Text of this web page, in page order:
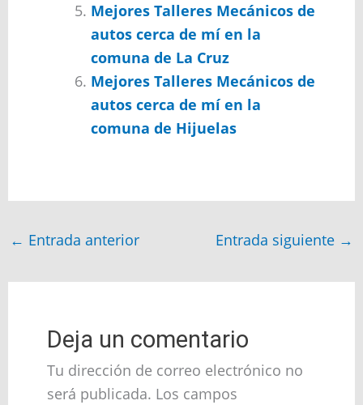
Mejores Talleres Mecánicos de
autos cerca de mí en la
comuna de La Cruz
Mejores Talleres Mecánicos de
autos cerca de mí en la
comuna de Hijuelas
← Entrada anterior Entrada siguiente →
Deja un comentario
Tu dirección de correo electrónico no
será publicada. Los campos